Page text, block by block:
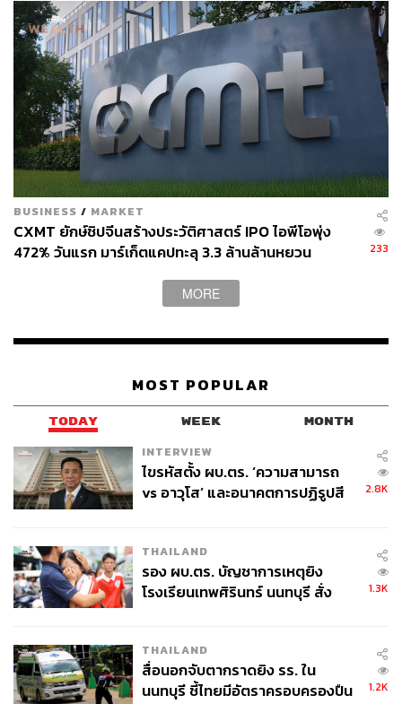
BUSINESS / MARKET
CXMT ยักษ์ชิปจีนสร้างประวัติศาสตร์ IPO ไอพีโอพุ่ง
472% วันแรก มาร์เก็ตแคปทะลุ 3.3 ล้านล้านหยวน
233
MORE
MOST POPULAR
TODAY WEEK MONTH
INTERVIEW
ไขรหัสตั้ง ผบ.ตร. ‘ความสามารถ
vs อาวุโส’ และอนาคตการปฏิรูปสี
2.8K
THAILAND
รอง ผบ.ตร. บัญชาการเหตุยิง
โรงเรียนเทพศิรินทร์ นนทบุรี สั่ง
1.3K
THAILAND
สื่อนอกจับตากราดยิง รร. ใน
นนทบุรี ชี้ไทยมีอัตราครอบครองปืน
1.2K